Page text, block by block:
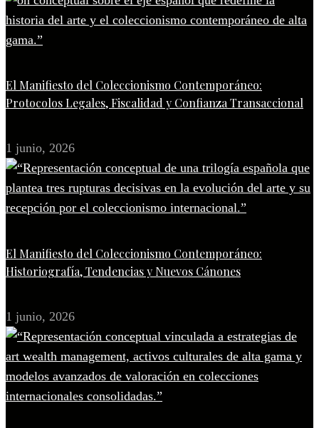
El Manifiesto del Coleccionismo Contemporáneo:
Protocolos Legales, Fiscalidad y Confianza Transaccional
1 junio, 2026
El Manifiesto del Coleccionismo Contemporáneo:
Historiografía, Tendencias y Nuevos Cánones
1 junio, 2026